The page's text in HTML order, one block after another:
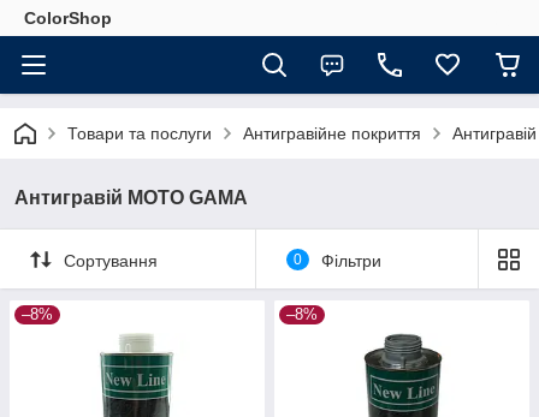
ColorShop
Товари та послуги Антигравійне покриття
Антигравій MOTO GAMA
Сортування 0 Фільтри
–8% –8%